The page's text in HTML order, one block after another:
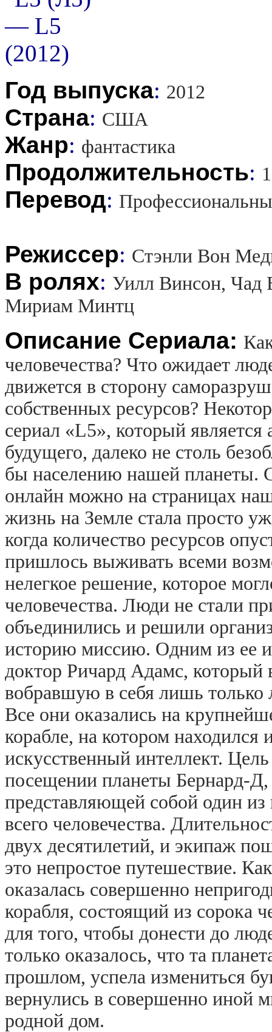
Год выпуска: 2012
Страна: США
Жанр: фантастика
Продолжительность:
Перевод:
Режиссер: Стэнли Вон
В ролях: Уилл Винсон, Чад
Мириам Минтц
Описание Сериала:
человечества? Что ожидает
движется в сторону
собственных ресурсов?
сериал «L5», который является
будущего, далеко не столь
бы населению нашей планеты.
онлайн можно на страницах
жизнь на Земле стала просто
когда количество ресурсов
пришлось выживать всеми
нелегкое решение, которое
человечества. Люди не стали
объединились и решили
историю миссию. Одним из ее
доктор Ричард Адамс, который
вобравшую в себя лишь только
Все они оказались на
корабле, на котором
искусственный интеллект.
посещении планеты Бернард-
представляющей собой один
всего человечества.
двух десятилетий, и экипаж
это непростое путешествие.
оказалась совершенно
корабля, состоящий из сорока
для того, чтобы донести до
только оказалось, что та
прошлом, успела измениться
вернулись в совершенно иной
родной дом.